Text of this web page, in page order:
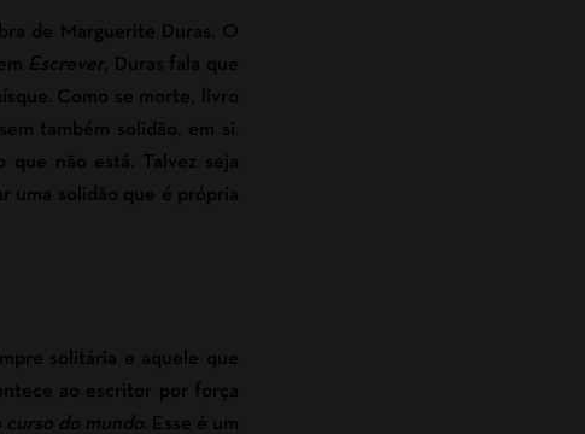
de Marguerite Duras. O
Escrever, Duras fala que
Como se morte, livro
também solidão, em si.
que não está. Talvez seja
uma solidão que é própria
solitária e aquele que
ao escritor por força
curso do mundo . Esse é um